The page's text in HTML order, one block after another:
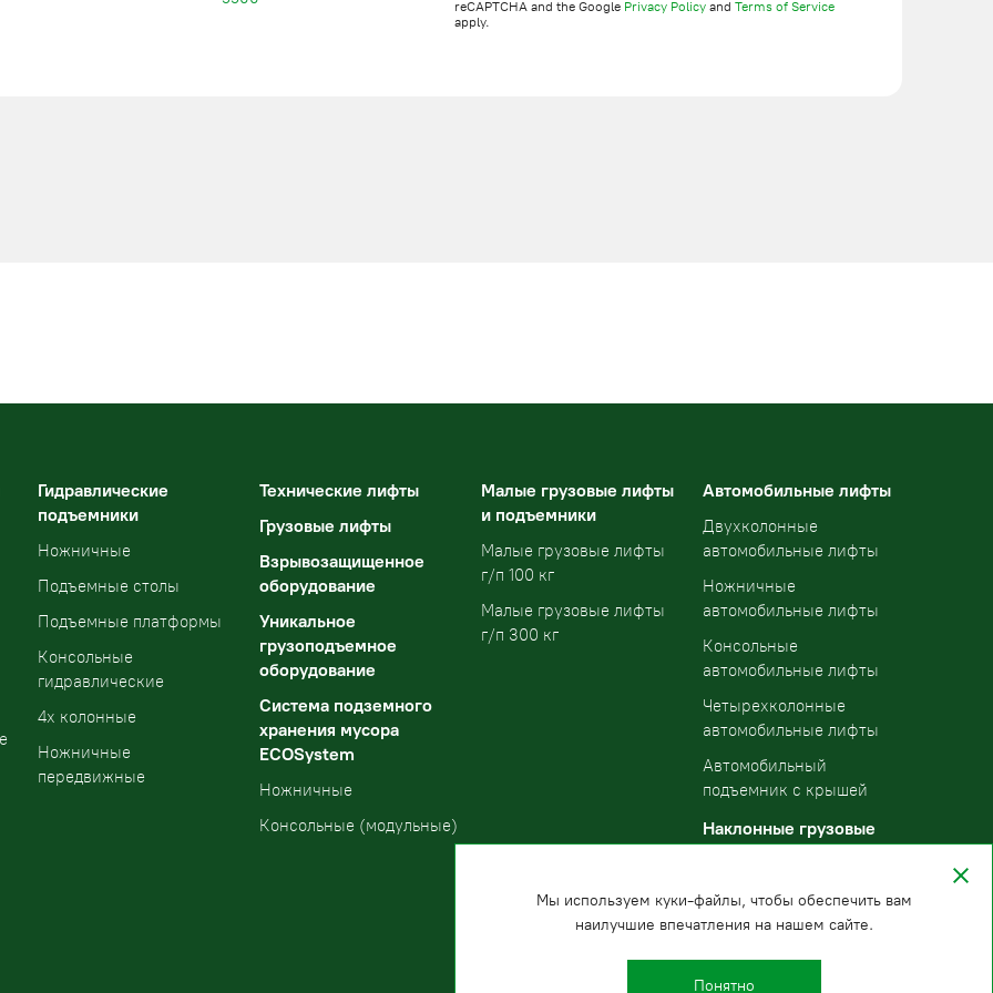
reCAPTCHA and the Google Privacy Policy and Terms of Service
apply.
Гидравлические
подъемники
Ножничные
Подъемные столы
Подъемные платформы
Консольные
гидравлические
4х колонные
Ножничные
передвижные
Технические лифты
Грузовые лифты
Взрывозащищенное
оборудование
Уникальное
грузоподъемное
оборудование
Система подземного
хранения мусора
ECOSystem
Ножничные
Консольные (модульные)
Малые грузовые лифты
и подъемники
Малые грузовые лифты
г/п 100 кг
Малые грузовые лифты
г/п 300 кг
Автомобильные лифты
Двухколонные
автомобильные лифты
Ножничные
автомобильные лифты
Консольные
автомобильные лифты
Четырехколонные
автомобильные лифты
Автомобильный
подъемник с крышей
Наклонные грузовые
Мы используем куки-файлы, чтобы обеспечить вам
наилучшие впечатления на нашем сайте.
Понятно